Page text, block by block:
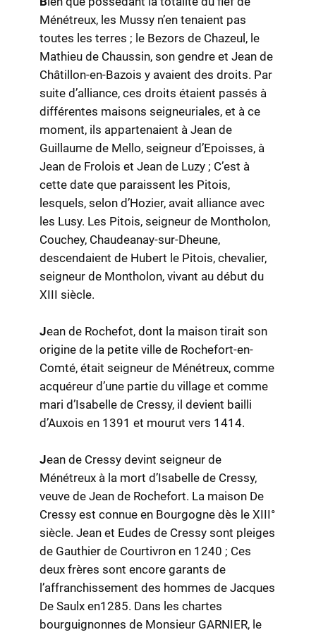
Ménétreux, les Mussy n’en tenaient pas
toutes les terres ; le Bezors de Chazeul, le
Mathieu de Chaussin, son gendre et Jean de
Châtillon-en-Bazois y avaient des droits. Par
suite d’alliance, ces droits étaient passés à
différentes maisons seigneuriales, et à ce
moment, ils appartenaient à Jean de
Guillaume de Mello, seigneur d’Epoisses, à
Jean de Frolois et Jean de Luzy ; C’est à
cette date que paraissent les Pitois,
lesquels, selon d’Hozier, avait alliance avec
les Lusy. Les Pitois, seigneur de Montholon,
Couchey, Chaudeanay-sur-Dheune,
descendaient de Hubert le Pitois, chevalier,
seigneur de Montholon, vivant au début du
XIII siècle.
Jean de Rochefot, dont la maison tirait son
origine de la petite ville de Rochefort-en-
Comté, était seigneur de Ménétreux, comme
acquéreur d’une partie du village et comme
mari d’Isabelle de Cressy, il devient bailli
d’Auxois en 1391 et mourut vers 1414.
Jean de Cressy devint seigneur de
Ménétreux à la mort d’Isabelle de Cressy,
veuve de Jean de Rochefort. La maison De
Cressy est connue en Bourgogne dès le XIII°
siècle. Jean et Eudes de Cressy sont pleiges
de Gauthier de Courtivron en 1240 ; Ces
deux frères sont encore garants de
l’affranchissement des hommes de Jacques
De Saulx en1285. Dans les chartes
bourguignonnes de Monsieur GARNIER, le